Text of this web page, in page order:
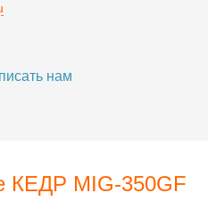
нам
КЕДР MIG-350GF